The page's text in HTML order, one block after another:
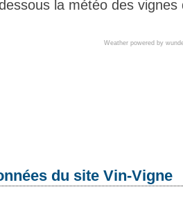
la météo des
Weather powered by
du site Vin-Vigne